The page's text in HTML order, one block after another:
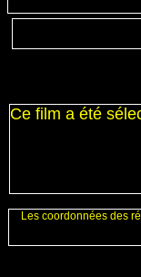
Les coordonnées des
Ce film a été